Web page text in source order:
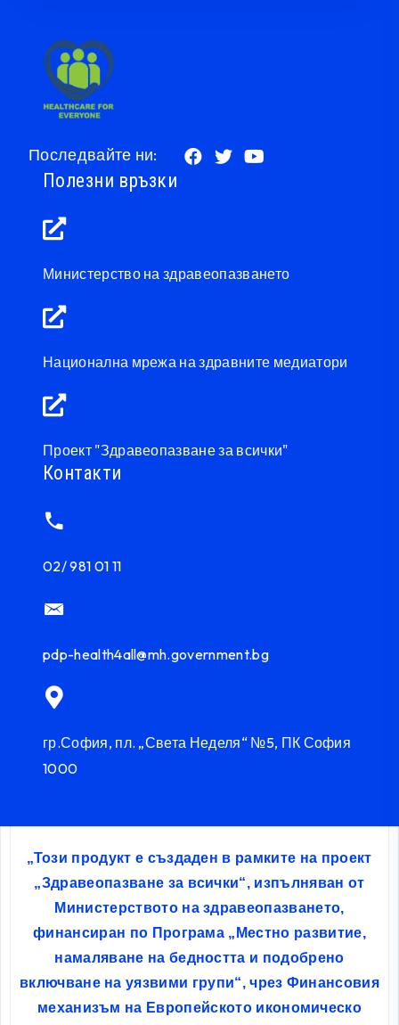
Последвайте ни:
Полезни връзки
Министерство на здравеопазването
Национална мрежа на здравните медиатори
Проект "Здравеопазване за всички"
Контакти
02/ 981 01 11
pdp-health4all@mh.government.bg
гр.София, пл. „Света Неделя“ №5, ПК София
1000
„Този продукт е създаден в рамките на проект
„Здравеопазване за всички“, изпълняван от
Министерството на здравеопазването,
финансиран по Програма „Местно развитие,
намаляване на бедността и подобрено
включване на уязвими групи“, чрез Финансовия
механизъм на Европейското икономическо